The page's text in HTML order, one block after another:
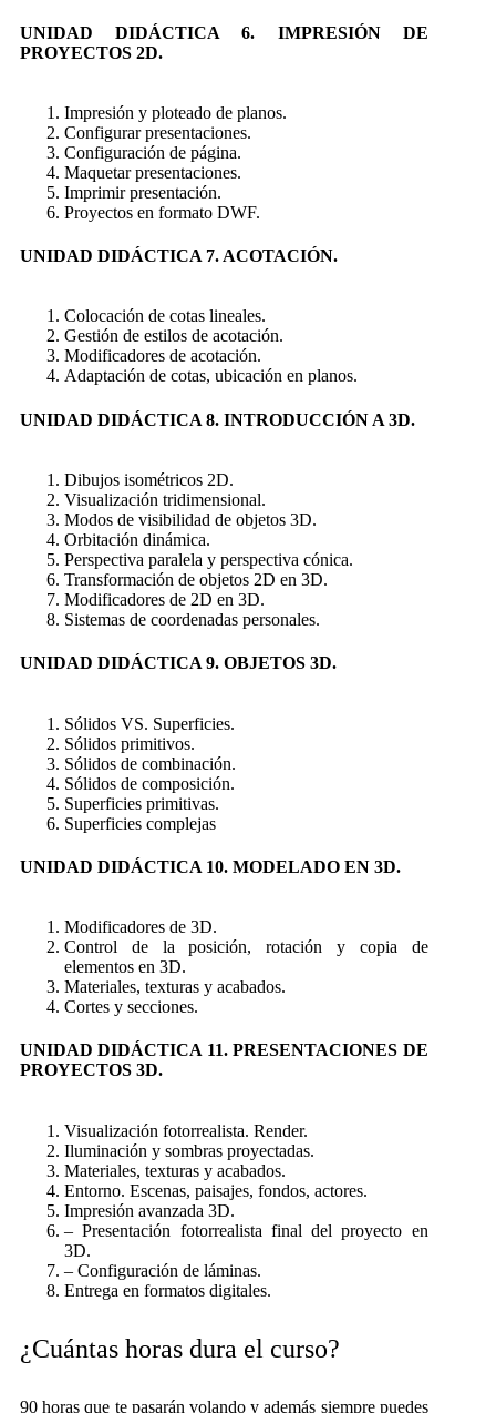
UNIDAD DIDÁCTICA 6. IMPRESIÓN DE
PROYECTOS 2D.
Impresión y ploteado de planos.
Configurar presentaciones.
Configuración de página.
Maquetar presentaciones.
Imprimir presentación.
Proyectos en formato DWF.
UNIDAD DIDÁCTICA 7. ACOTACIÓN.
Colocación de cotas lineales.
Gestión de estilos de acotación.
Modificadores de acotación.
Adaptación de cotas, ubicación en planos.
UNIDAD DIDÁCTICA 8. INTRODUCCIÓN A 3D.
Dibujos isométricos 2D.
Visualización tridimensional.
Modos de visibilidad de objetos 3D.
Orbitación dinámica.
Perspectiva paralela y perspectiva cónica.
Transformación de objetos 2D en 3D.
Modificadores de 2D en 3D.
Sistemas de coordenadas personales.
UNIDAD DIDÁCTICA 9. OBJETOS 3D.
Sólidos VS. Superficies.
Sólidos primitivos.
Sólidos de combinación.
Sólidos de composición.
Superficies primitivas.
Superficies complejas
UNIDAD DIDÁCTICA 10. MODELADO EN 3D.
Modificadores de 3D.
Control de la posición, rotación y copia de
elementos en 3D.
Materiales, texturas y acabados.
Cortes y secciones.
UNIDAD DIDÁCTICA 11. PRESENTACIONES DE
PROYECTOS 3D.
Visualización fotorrealista. Render.
Iluminación y sombras proyectadas.
Materiales, texturas y acabados.
Entorno. Escenas, paisajes, fondos, actores.
Impresión avanzada 3D.
– Presentación fotorrealista final del proyecto en
3D.
– Configuración de láminas.
Entrega en formatos digitales.
¿Cuántas horas dura el curso?
90 horas que te pasarán volando y además siempre puedes